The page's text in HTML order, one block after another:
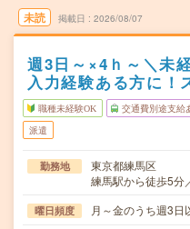
未読 掲載日 2026/08/07
週3日～×4ｈ～＼未
入力経験ある方に！
職種未経験OK 交通費別途支給
派遣
勤務地
東京都練馬区
練馬駅から徒歩5分
曜日頻度 月～金のうち週3日